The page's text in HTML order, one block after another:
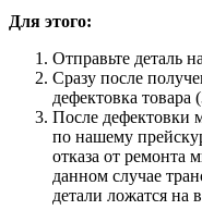
Для этого:
Отправьте деталь
Сразу после
дефектовка товара
После дефектовки
по нашему
отказа от ремонта
данном случае
детали ложатся на